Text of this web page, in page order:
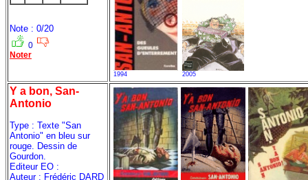
Note : 0/20
0
Noter
1994 2005
Y a bon, San-
Antonio
Type : Texte "San
Antonio" en bleu sur
rouge. Dessin de
Gourdon.
Editeur EO :
Auteur : Frédéric DARD